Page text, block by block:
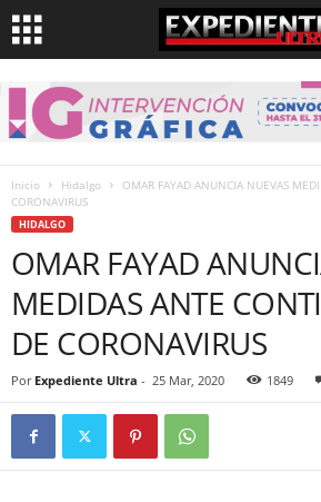
Inicio Hidalgo
OMAR FAYAD ANUNCIA NUEVAS
CORONAVIRUS
HIDALGO
OMAR FAYAD
MEDIDAS ANTE
DE CORONAVIRUS
Por Expediente Ultra - 25 Mar, 2020 1849